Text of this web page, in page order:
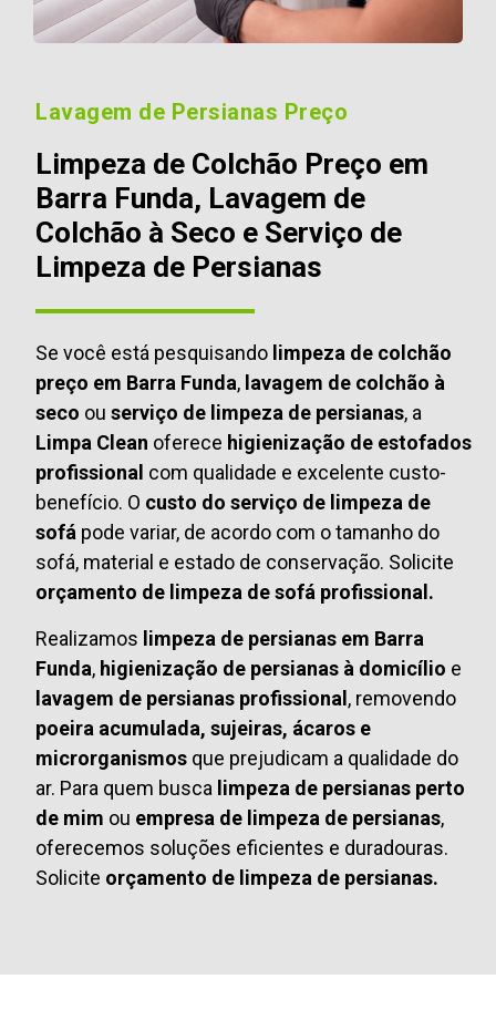
Lavagem de Persianas Preço
Limpeza de Colchão Preço em
Barra Funda, Lavagem de
Colchão à Seco e Serviço de
Limpeza de Persianas
Se você está pesquisando limpeza de colchão
preço em Barra Funda, lavagem de colchão à
seco ou serviço de limpeza de persianas, a
Limpa Clean oferece higienização de estofados
profissional com qualidade e excelente custo-
benefício. O custo do serviço de limpeza de
sofá pode variar, de acordo com o tamanho do
sofá, material e estado de conservação. Solicite
orçamento de limpeza de sofá profissional.
Realizamos limpeza de persianas em Barra
Funda, higienização de persianas à domicílio e
lavagem de persianas profissional, removendo
poeira acumulada, sujeiras, ácaros e
microrganismos que prejudicam a qualidade do
ar. Para quem busca limpeza de persianas perto
de mim ou empresa de limpeza de persianas,
oferecemos soluções eficientes e duradouras.
Solicite orçamento de limpeza de persianas.